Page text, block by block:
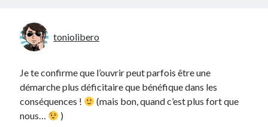
toniolibero
Je te confirme que l’ouvrir peut parfois être une
démarche plus déficitaire que bénéfique dans les
conséquences !
(mais bon, quand c’est plus fort que
nous…
)